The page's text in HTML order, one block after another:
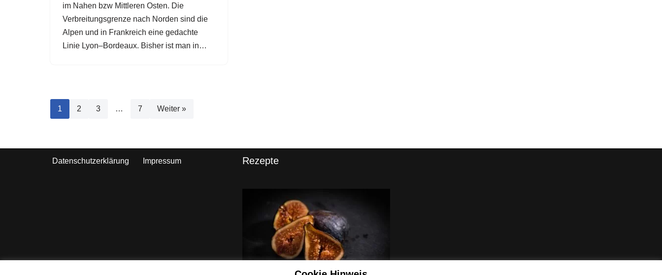
im Nahen bzw Mittleren Osten. Die
Verbreitungsgrenze nach Norden sind die
Alpen und in Frankreich eine gedachte
Linie Lyon–Bordeaux. Bisher ist man in…
1 2 3 … 7 Weiter »
Datenschutzerklärung Impressum Rezepte